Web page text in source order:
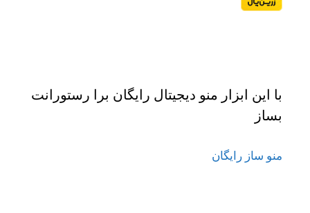
با این ابزار منو دیجیتال رایگان برا رستورانت
بساز
منو ساز رایگان